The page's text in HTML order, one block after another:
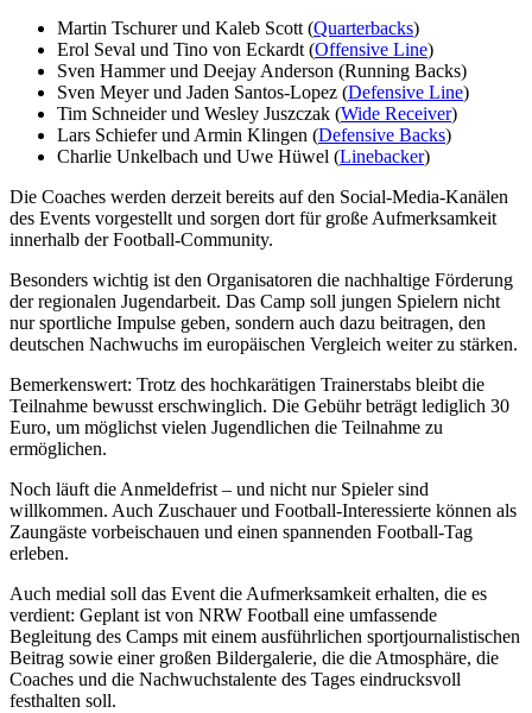
Martin Tschurer und Kaleb Scott (Quarterbacks)
Erol Seval und Tino von Eckardt (Offensive Line)
Sven Hammer und Deejay Anderson (Running Backs)
Sven Meyer und Jaden Santos-Lopez (Defensive Line)
Tim Schneider und Wesley Juszczak (Wide Receiver)
Lars Schiefer und Armin Klingen (Defensive Backs)
Charlie Unkelbach und Uwe Hüwel (Linebacker)
Die Coaches werden derzeit bereits auf den Social-Media-Kanälen
des Events vorgestellt und sorgen dort für große Aufmerksamkeit
innerhalb der Football-Community.
Besonders wichtig ist den Organisatoren die nachhaltige Förderung
der regionalen Jugendarbeit. Das Camp soll jungen Spielern nicht
nur sportliche Impulse geben, sondern auch dazu beitragen, den
deutschen Nachwuchs im europäischen Vergleich weiter zu stärken.
Bemerkenswert: Trotz des hochkarätigen Trainerstabs bleibt die
Teilnahme bewusst erschwinglich. Die Gebühr beträgt lediglich 30
Euro, um möglichst vielen Jugendlichen die Teilnahme zu
ermöglichen.
Noch läuft die Anmeldefrist – und nicht nur Spieler sind
willkommen. Auch Zuschauer und Football-Interessierte können als
Zaungäste vorbeischauen und einen spannenden Football-Tag
erleben.
Auch medial soll das Event die Aufmerksamkeit erhalten, die es
verdient: Geplant ist von NRW Football eine umfassende
Begleitung des Camps mit einem ausführlichen sportjournalistischen
Beitrag sowie einer großen Bildergalerie, die die Atmosphäre, die
Coaches und die Nachwuchstalente des Tages eindrucksvoll
festhalten soll.